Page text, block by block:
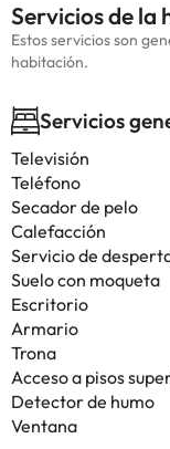
Servicios de la
Estos servicios son
habitación.
Servicios
Televisión
Teléfono
Secador de pelo
Calefacción
Servicio de
Suelo con moqueta
Escritorio
Armario
Trona
Acceso a pisos
Detector de humo
Ventana